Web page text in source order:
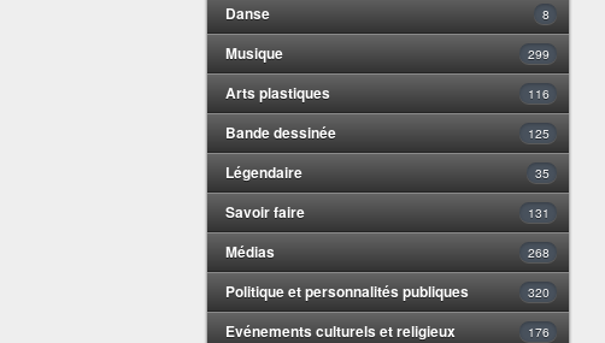
Danse 8
Musique 299
Arts plastiques 116
Bande dessinée 125
Légendaire 35
Savoir faire 131
Médias 268
Politique et personnalités publiques 320
Evénements culturels et religieux 176